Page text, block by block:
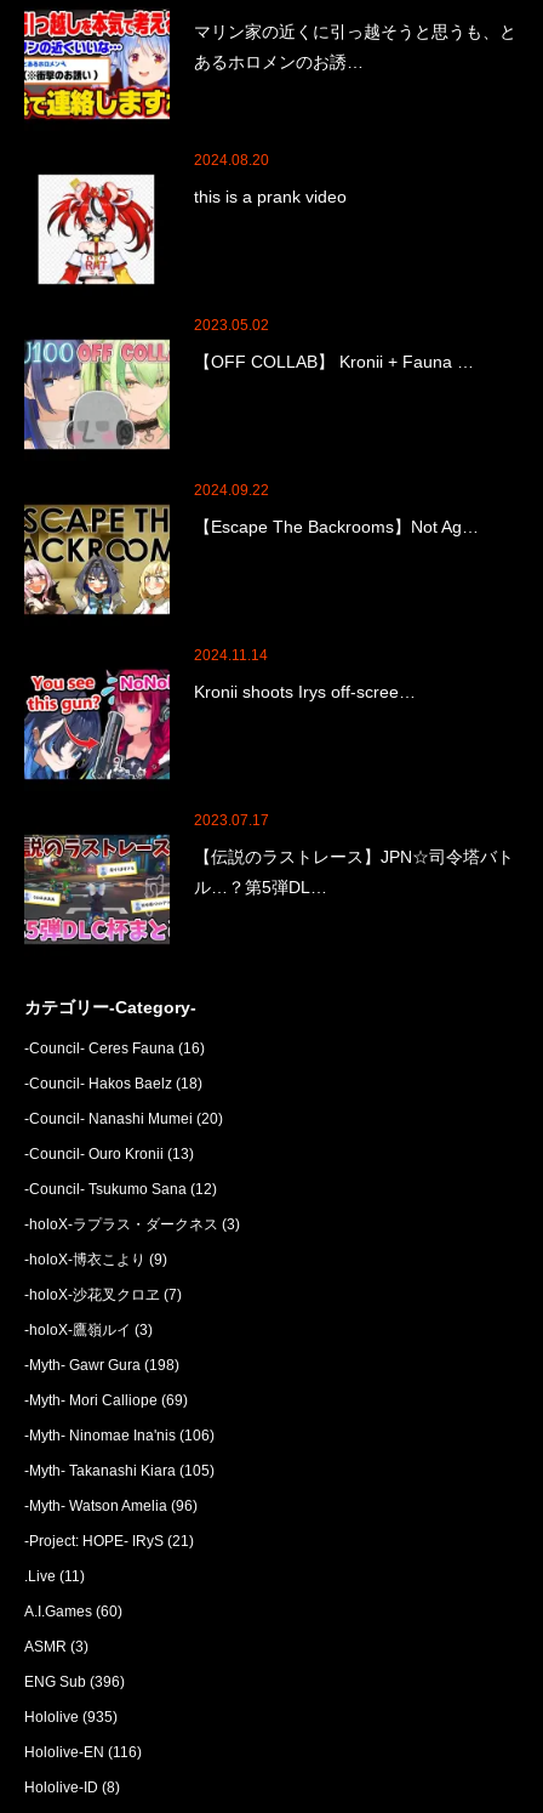
マリン家の近くに引っ越そうと思うも、と
あるホロメンのお誘…
2024.08.20
this is a prank video
2023.05.02
【OFF COLLAB】 Kronii + Fauna …
2024.09.22
【Escape The Backrooms】Not Ag…
2024.11.14
Kronii shoots Irys off-scree…
2023.07.17
【伝説のラストレース】JPN☆司令塔バト
ル…？第5弾DL…
カテゴリー-Category-
-Council- Ceres Fauna (16)
-Council- Hakos Baelz (18)
-Council- Nanashi Mumei (20)
-Council- Ouro Kronii (13)
-Council- Tsukumo Sana (12)
-holoX-ラプラス・ダークネス (3)
-holoX-博衣こより (9)
-holoX-沙花叉クロヱ (7)
-holoX-鷹嶺ルイ (3)
-Myth- Gawr Gura (198)
-Myth- Mori Calliope (69)
-Myth- Ninomae Ina'nis (106)
-Myth- Takanashi Kiara (105)
-Myth- Watson Amelia (96)
-Project: HOPE- IRyS (21)
.Live (11)
A.I.Games (60)
ASMR (3)
ENG Sub (396)
Hololive (935)
Hololive-EN (116)
Hololive-ID (8)